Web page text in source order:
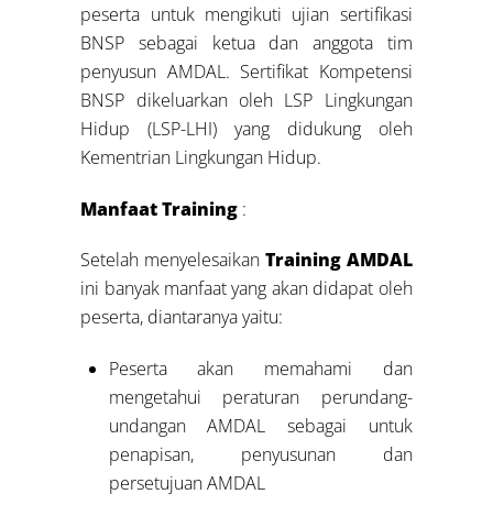
peserta untuk mengikuti ujian sertifikasi
BNSP sebagai ketua dan anggota tim
penyusun AMDAL. Sertifikat Kompetensi
BNSP dikeluarkan oleh LSP Lingkungan
Hidup (LSP-LHI) yang didukung oleh
Kementrian Lingkungan Hidup.
Manfaat Training :
Setelah menyelesaikan Training AMDAL
ini banyak manfaat yang akan didapat oleh
peserta, diantaranya yaitu:
Peserta akan memahami dan
mengetahui peraturan perundang-
undangan AMDAL sebagai untuk
penapisan, penyusunan dan
persetujuan AMDAL